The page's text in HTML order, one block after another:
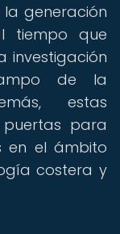
generación
tiempo que
investigación
de la
estas
para
en el ámbito
costera y